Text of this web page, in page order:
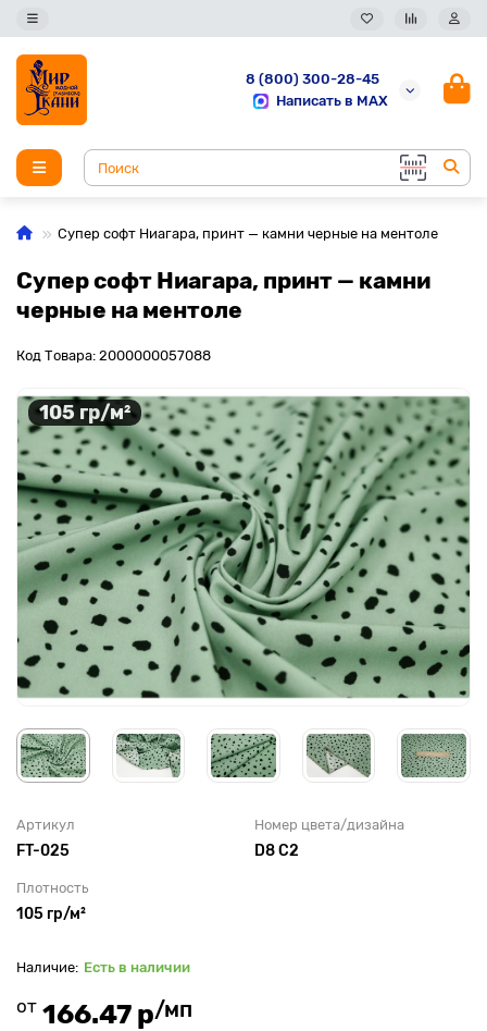
8 (800) 300-28-45
Написать в MAX
Супер софт Ниагара, принт — камни черные на ментоле
Супер софт Ниагара, принт — камни
черные на ментоле
Код Товара: 2000000057088
105 гр/м²
Артикул
FT-025
Номер цвета/дизайна
D8 C2
Плотность
105 гр/м²
Есть в наличии
от 166.47 р/мп